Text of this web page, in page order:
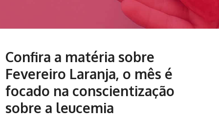
Confira a matéria sobre
Fevereiro Laranja, o mês é
focado na conscientização
sobre a leucemia